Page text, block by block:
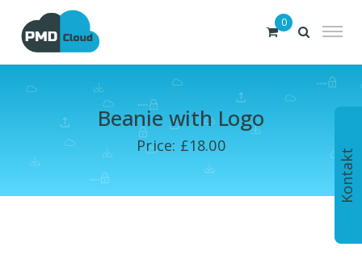
0
Beanie with Logo
Price: £18.00
Kontakt